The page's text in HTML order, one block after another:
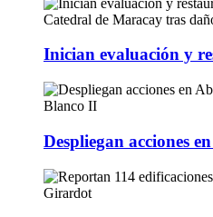
Inician evaluación y
Despliegan acciones